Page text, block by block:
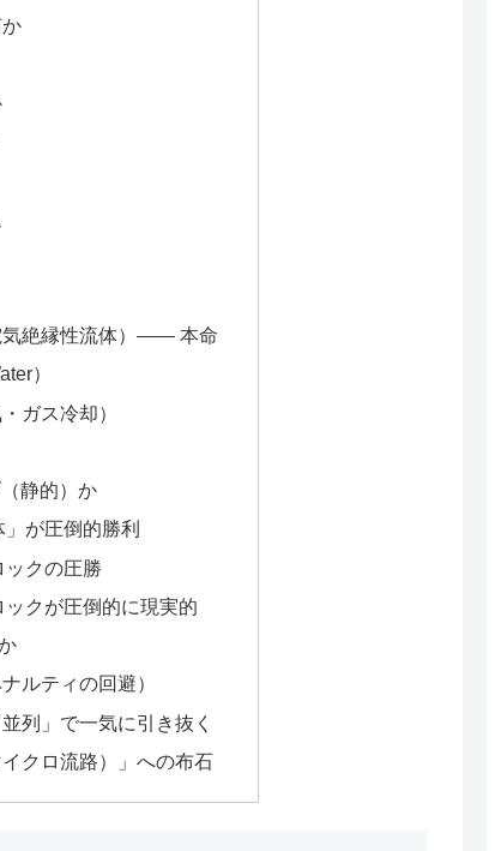
気絶縁性流体）—— 本命
）
ガス冷却）
静的）か
が圧倒的勝利
クの圧勝
クが圧倒的に現実的
ルティの回避）
列」で一気に引き抜く
クロ流路）」への布石